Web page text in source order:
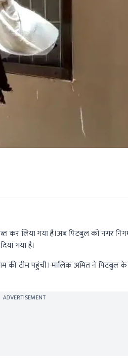
लिया गया है।अब पिटबुल को नगर
गया है।
टीम पहुंची। मालिक अमित ने पिटबुल
ADVERTISEMENT